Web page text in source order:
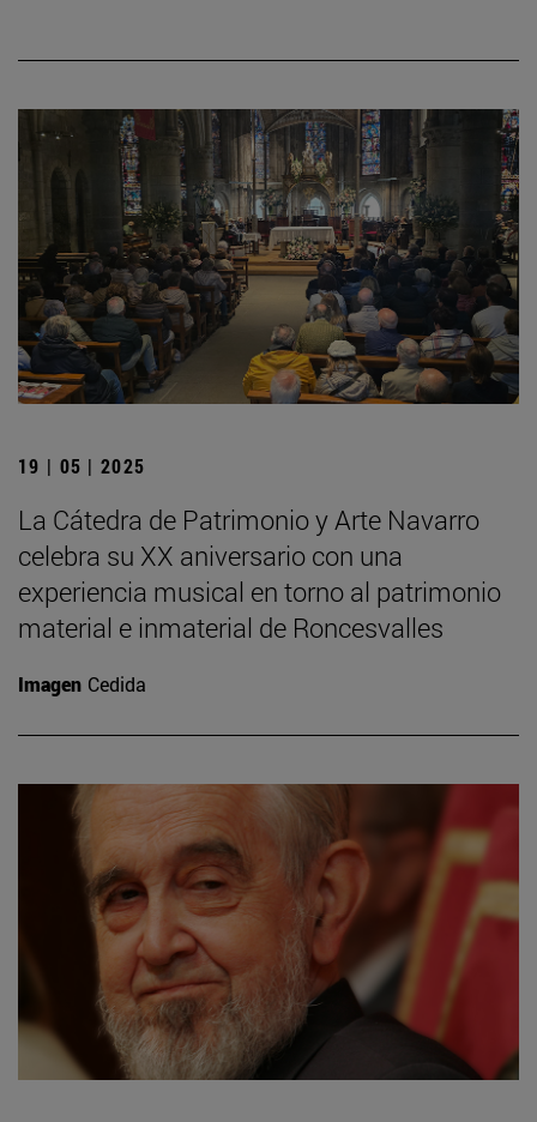
19 | 05 | 2025
La Cátedra de Patrimonio y Arte Navarro
celebra su XX aniversario con una
experiencia musical en torno al patrimonio
material e inmaterial de Roncesvalles
Imagen Cedida